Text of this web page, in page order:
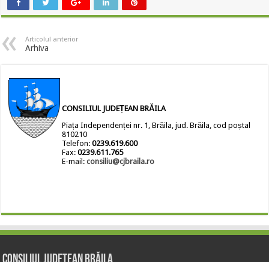
Articolul anterior
Arhiva
CONSILIUL JUDEȚEAN BRĂILA
Piața Independenței nr. 1, Brăila, jud. Brăila, cod poștal
810210
Telefon:0239.619.600
Fax:0239.611.765
E-mail:consiliu@cjbraila.ro